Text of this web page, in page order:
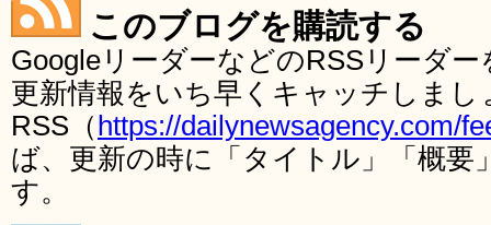
このブログを購読する
GoogleリーダーなどのRSSリーダ
更新情報をいち早くキャッチしま
RSS（ https://dailynewsagency.com/
ば、更新の時に「タイトル」「概要
す。